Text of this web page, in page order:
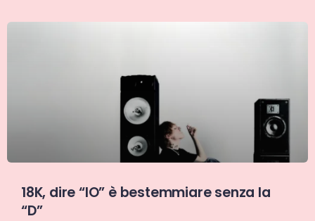
18K, dire “IO” è bestemmiare senza la
“D”